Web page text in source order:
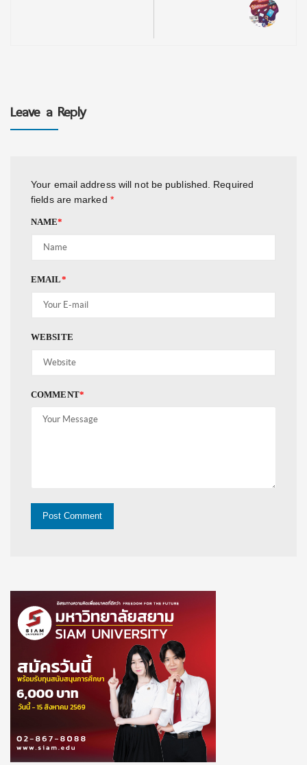
Leave a Reply
Your email address will not be published.
Required
fields are marked *
NAME*
EMAIL*
WEBSITE
COMMENT*